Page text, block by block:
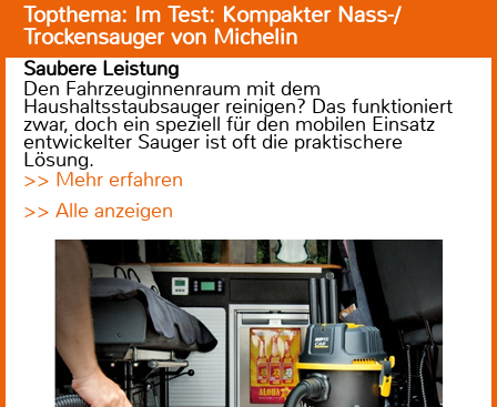
Topthema: Im Test: Kompakter Nass-/
Trockensauger von Michelin
Saubere Leistung
Den Fahrzeuginnenraum mit dem
Haushaltsstaubsauger reinigen? Das funktioniert
zwar, doch ein speziell für den mobilen Einsatz
entwickelter Sauger ist oft die praktischere
Lösung.
>> Mehr erfahren
>> Alle anzeigen